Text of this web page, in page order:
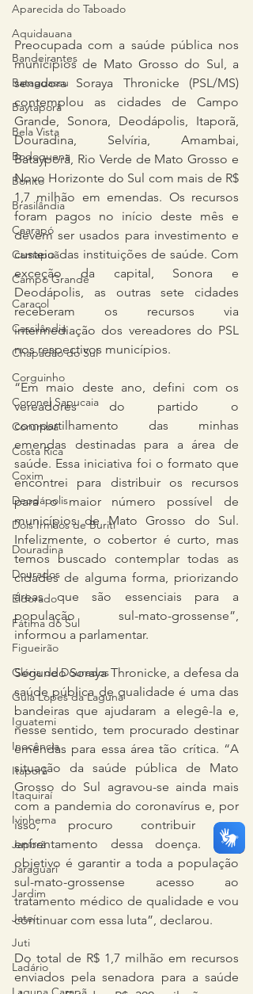
Aparecida do Taboado
Aquidauana
Bandeirantes
Bataguassu
Baytaporã
Bela Vista
Bodoquena
Bonito
Brasilândia
Caarapó
Camapuã
Campo Grande
Caracol
Cassilândia
Chapadão do Sul
Corguinho
Coronel Sapucaia
Corumbá
Costa Rica
Coxim
Deodápolis
Dois Irmãos de Buriti
Douradina
Dourados
Eldorado
Fátima do Sul
Figueirão
Glória de Dourados
Guia Lopes da Laguna
Iguatemi
Inocência
Itaporã
Itaquiraí
Ivinhema
Japorã
Jaraguari
Jardim
Jateí
Juti
Ladário
Preocupada com a saúde pública nos
municípios de Mato Grosso do Sul, a
senadora Soraya Thronicke (PSL/MS)
contemplou as cidades de Campo
Grande, Sonora, Deodápolis, Itaporã,
Douradina, Selvíria, Amambai,
Batayporã, Rio Verde de Mato Grosso e
Novo Horizonte do Sul com mais de R$
1,7 milhão em emendas. Os recursos
foram pagos no início deste mês e
devem ser usados para investimento e
custeio das instituições de saúde. Com
exceção da capital, Sonora e
Deodápolis, as outras sete cidades
receberam os recursos via
intermediação dos vereadores do PSL
nos respectivos municípios.
“Em maio deste ano, defini com os
vereadores do partido o
compartilhamento das minhas
emendas destinadas para a área de
saúde. Essa iniciativa foi o formato que
encontrei para distribuir os recursos
para o maior número possível de
municípios de Mato Grosso do Sul.
Infelizmente, o cobertor é curto, mas
temos buscado contemplar todas as
cidades de alguma forma, priorizando
áreas que são essenciais para a
população sul-mato-grossense”,
informou a parlamentar.
Segundo Soraya Thronicke, a defesa da
saúde pública de qualidade é uma das
bandeiras que ajudaram a elegê-la e,
nesse sentido, tem procurado destinar
emendas para essa área tão crítica. “A
situação da saúde pública de Mato
Grosso do Sul agravou-se ainda mais
com a pandemia do coronavírus e, por
isso, procuro contribuir no
enfrentamento dessa doença. Meu
objetivo é garantir a toda a população
sul-mato-grossense acesso ao
tratamento médico de qualidade e vou
continuar com essa luta”, declarou.
Do total de R$ 1,7 milhão em recursos
enviados pela senadora para a saúde